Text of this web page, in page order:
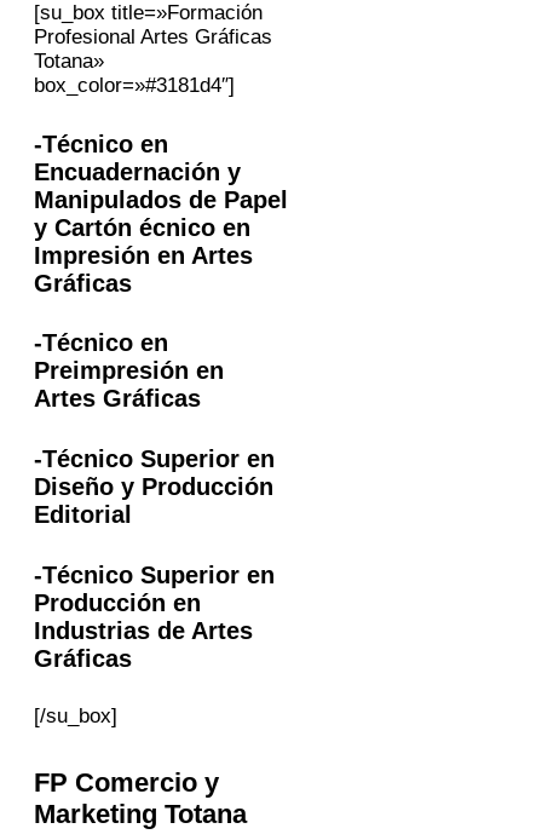
[su_box title=»Formación
Profesional Artes Gráficas
Totana»
box_color=»#3181d4″]
-Técnico en
Encuadernación y
Manipulados de Papel
y Cartón écnico en
Impresión en Artes
Gráficas
-Técnico en
Preimpresión en
Artes Gráficas
-Técnico Superior en
Diseño y Producción
Editorial
-Técnico Superior en
Producción en
Industrias de Artes
Gráficas
[/su_box]
FP Comercio y
Marketing Totana